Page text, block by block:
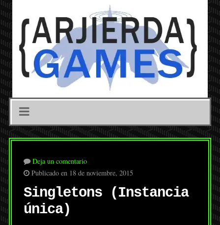
Deja un comentario
Publicado en 18 de noviembre, 2015
Singletons (Instancia
única)